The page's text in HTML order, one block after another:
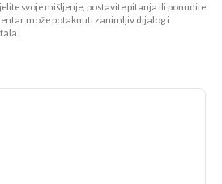
svoje mišljenje, postavite pitanja ili ponudite
može potaknuti zanimljiv dijalog i